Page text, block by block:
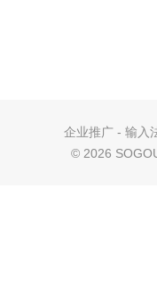
企业推广 - 输入
© 2026